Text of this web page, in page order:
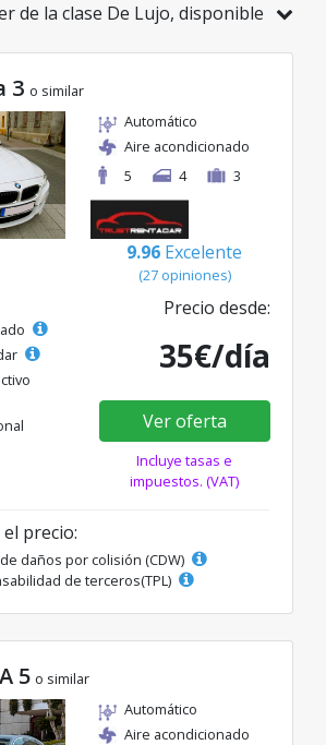
de la clase De Lujo, disponible
categoría seleccionada, con
desde solo 32€/día.
3 o similar
Automático
Aire acondicionado
5
4 3
9.96 Excelente
(27 opiniones)
Precio desde:
35€/día
Ver oferta
Incluye tasas e
impuestos. (VAT)
precio:
daños por colisión (CDW)
de terceros(TPL)
5 o similar
Automático
Aire acondicionado